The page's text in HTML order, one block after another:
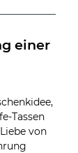
einer
Tassen
von